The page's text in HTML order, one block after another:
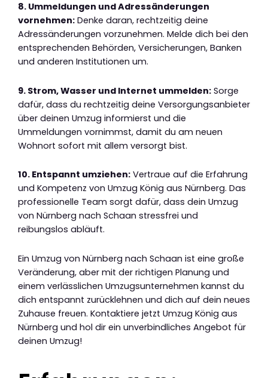
8. Ummeldungen und Adressänderungen
vornehmen: Denke daran, rechtzeitig deine
Adressänderungen vorzunehmen. Melde dich bei den
entsprechenden Behörden, Versicherungen, Banken
und anderen Institutionen um.
9. Strom, Wasser und Internet ummelden: Sorge
dafür, dass du rechtzeitig deine Versorgungsanbieter
über deinen Umzug informierst und die
Ummeldungen vornimmst, damit du am neuen
Wohnort sofort mit allem versorgt bist.
10. Entspannt umziehen: Vertraue auf die Erfahrung
und Kompetenz von Umzug König aus Nürnberg. Das
professionelle Team sorgt dafür, dass dein Umzug
von Nürnberg nach Schaan stressfrei und
reibungslos abläuft.
Ein Umzug von Nürnberg nach Schaan ist eine große
Veränderung, aber mit der richtigen Planung und
einem verlässlichen Umzugsunternehmen kannst du
dich entspannt zurücklehnen und dich auf dein neues
Zuhause freuen. Kontaktiere jetzt Umzug König aus
Nürnberg und hol dir ein unverbindliches Angebot für
deinen Umzug!